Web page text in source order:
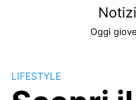
Oggi
LIFESTYLE